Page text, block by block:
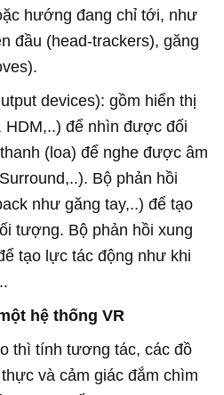
hướng đang chỉ tới, như
đầu (head-trackers), găng
devices): gồm hiển thị
để nhìn được đối
(loa) để nghe được âm
Bộ phản hồi
như găng tay,..) để tạo
tượng. Bộ phản hồi xung
tạo lực tác động như khi
hệ thống VR
thì tính tương tác, các đồ
và cảm giác đắm chìm